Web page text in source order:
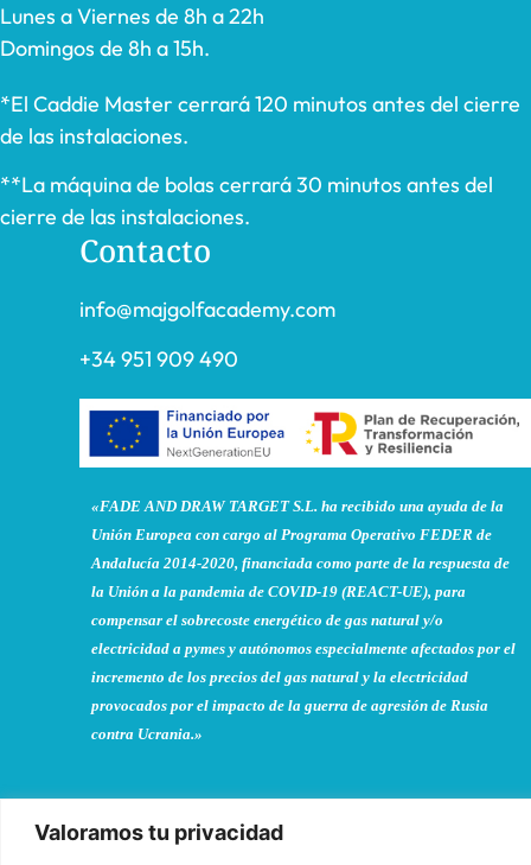
Valoramos tu privacidad
Lunes a Viernes de 8h a 22h
Domingos de 8h a 15h.
*El Caddie Master cerrará 120 minutos antes del cierre
de las instalaciones.
**La máquina de bolas cerrará 30 minutos antes del
cierre de las instalaciones.
Contacto
info@majgolfacademy.com
+34 951 909 490
«FADE AND DRAW TARGET S.L. ha recibido una ayuda de la
Unión Europea con cargo al Programa Operativo FEDER de
Andalucía 2014-2020, financiada como parte de la respuesta de
la Unión a la pandemia de COVID-19 (REACT-UE), para
compensar el sobrecoste energético de gas natural y/o
electricidad a pymes y autónomos especialmente afectados por el
incremento de los precios del gas natural y la electricidad
provocados por el impacto de la guerra de agresión de Rusia
contra Ucrania.»